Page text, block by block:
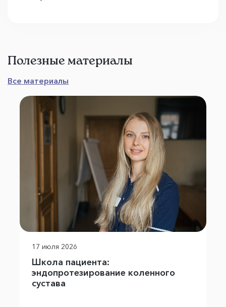
Полезные материалы
Все материалы
17 июля 2026
Школа пациента:
эндопротезирование коленного
сустава